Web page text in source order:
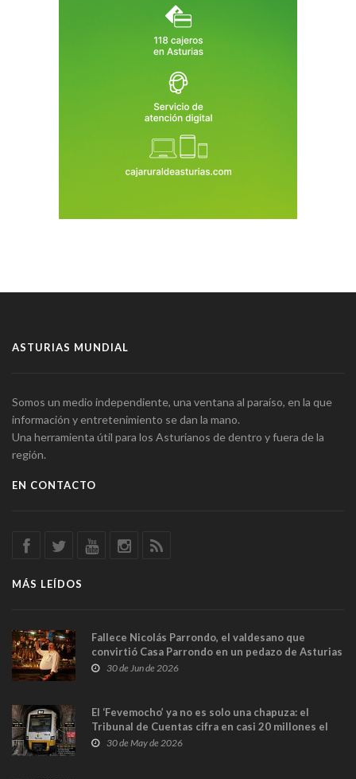
ASTURIAS MUNDIAL
Somos un medio independiente, una ventana al paraíso, en la que
información y entretenimiento se dan la mano.
Una herramienta útil para los Asturianos de dentro y fuera de la
región.
EN CONTACTO
MÁS LEÍDOS
Fallece Nicolás Parrondo, el valdesano que
convirtió Casa Parrondo en un pedazo de Asturias
en Madrid
30 de Jun de 2026
El ‘Fevemocho’ ya no es solo una chapuza: el
Tribunal de Cuentas cifra en casi 20 millones el
sobrecoste de los trenes que no cabían por los
30 de May de 2026